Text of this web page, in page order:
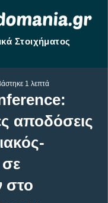
Στοιχήματος
αποδόσεις
σε
στο
1 λεπτά